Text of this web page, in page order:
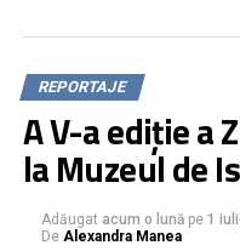
REPORTAJE
A V-a ediție a
la Muzeul de
Adăugat acum o lună pe 1
De Alexandra Manea